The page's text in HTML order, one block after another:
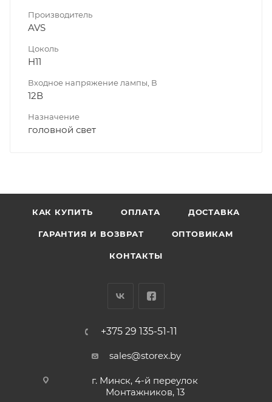
Производитель
AVS
Цоколь
H11
Входное напряжение лампы, В
12В
Назначение
головной свет
КАК КУПИТЬ ОПЛАТА ДОСТАВКА
ГАРАНТИЯ И ВОЗВРАТ ОПТОВИКАМ
КОНТАКТЫ
+375 29 135-51-11
sales@storex.by
г. Минск, 4-й переулок
Монтажников, 13